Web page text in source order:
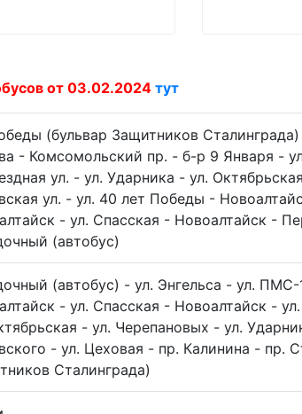
от 03.02.2024 тут
(бульвар Защитников
- Комсомольский пр. - б-р 9 Января -
ул. - ул. Ударника - ул.
ул. - ул. 40 лет Победы -
- ул. Спасская - Новоалтайск -
(автобус)
(автобус) - ул. Энгельса - ул.
- ул. Спасская - Новоалтайск -
- ул. Черепановых - ул.
- ул. Цеховая - пр. Калинина - пр.
Сталинграда)